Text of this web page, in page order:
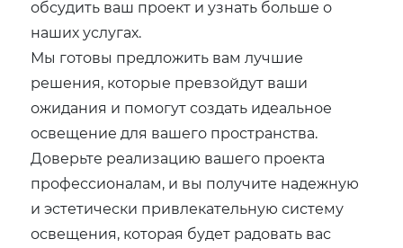
обсудить ваш проект и узнать больше о
наших услугах.
Мы готовы предложить вам лучшие
решения, которые превзойдут ваши
ожидания и помогут создать идеальное
освещение для вашего пространства.
Доверьте реализацию вашего проекта
профессионалам, и вы получите надежную
и эстетически привлекательную систему
освещения, которая будет радовать вас